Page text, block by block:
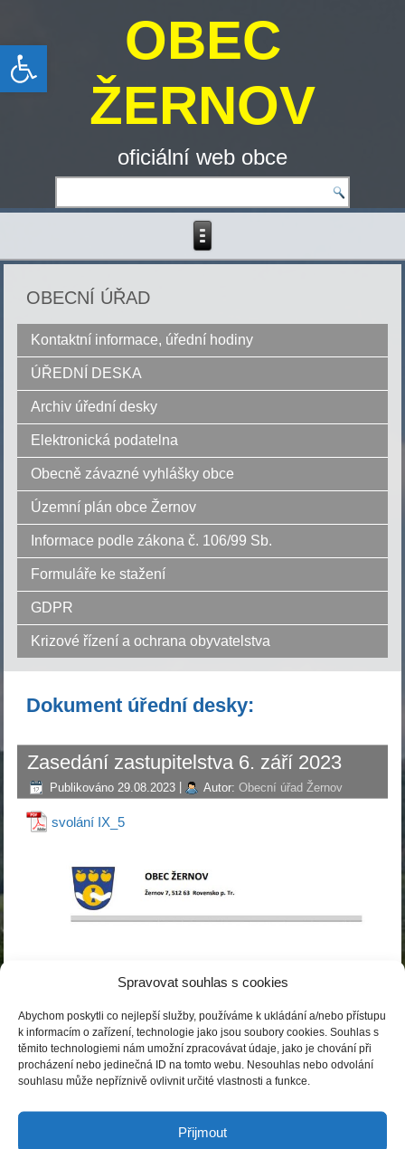
Open toolbar
Spravovat souhlas s cookies
Abychom poskytli co nejlepší služby, používáme k ukládání a/nebo přístupu
k informacím o zařízení, technologie jako jsou soubory cookies. Souhlas s
těmito technologiemi nám umožní zpracovávat údaje, jako je chování při
procházení nebo jedinečná ID na tomto webu. Nesouhlas nebo odvolání
souhlasu může nepříznivě ovlivnit určité vlastnosti a funkce.
Přijmout
OBEC
ŽERNOV
oficiální web obce
OBECNÍ ÚŘAD
Kontaktní informace, úřední hodiny
ÚŘEDNÍ DESKA
Archiv úřední desky
Elektronická podatelna
Obecně závazné vyhlášky obce
Územní plán obce Žernov
Informace podle zákona č. 106/99 Sb.
Formuláře ke stažení
GDPR
Krizové řízení a ochrana obyvatelstva
Dokument úřední desky:
Zasedání zastupitelstva 6. září 2023
Publikováno 29.08.2023 Autor: Obecní úřad Žernov
svolání IX_5